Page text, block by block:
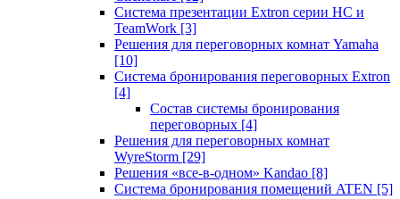
Система презентации Extron серии HC и
TeamWork [3]
Решения для переговорных комнат Yamaha
[10]
Система бронирования переговорных Extron
[4]
Состав системы бронирования
переговорных [4]
Решения для переговорных комнат
WyreStorm [29]
Решения «все-в-одном» Kandao [8]
Система бронирования помещений ATEN [5]